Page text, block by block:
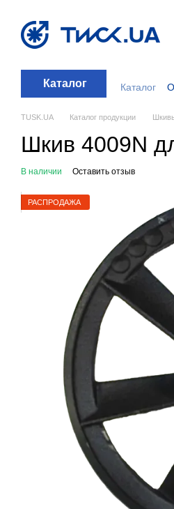
Каталог Каталог
TUSK.UA Каталог продукции
Шкив 4009N
В наличии Оставить отзыв
РАСПРОДАЖА